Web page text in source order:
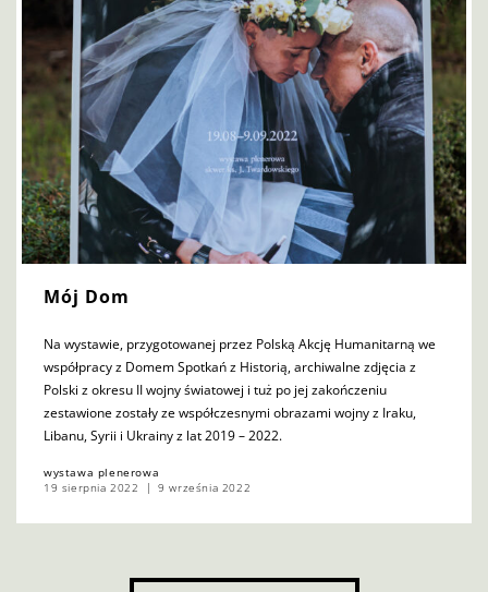
Mój Dom
Na wystawie, przygotowanej przez Polską Akcję Humanitarną we
współpracy z Domem Spotkań z Historią, archiwalne zdjęcia z
Polski z okresu II wojny światowej i tuż po jej zakończeniu
zestawione zostały ze współczesnymi obrazami wojny z Iraku,
Libanu, Syrii i Ukrainy z lat 2019 – 2022.
wystawa plenerowa
19 sierpnia 2022
9 września 2022